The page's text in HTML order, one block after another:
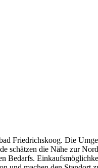
Friedrichskoog. Die
schätzen die Nähe zur